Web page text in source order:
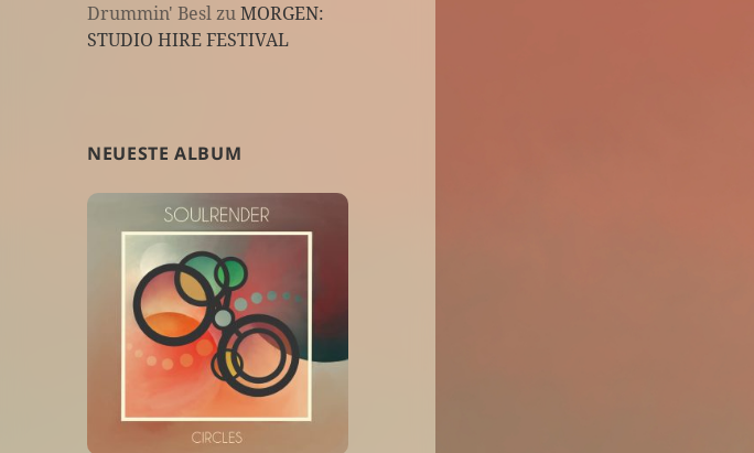
Drummin' BeslzuMORGEN:
STUDIO HIRE FESTIVAL
NEUESTE ALBUM